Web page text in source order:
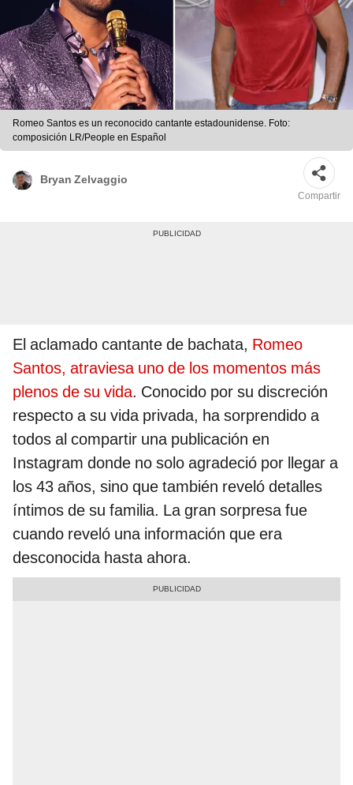
Romeo Santos es un reconocido cantante estadounidense. Foto:
composición LR/People en Español
Bryan Zelvaggio
Compartir
El aclamado cantante de bachata, Romeo
Santos, atraviesa uno de los momentos más
plenos de su vida. Conocido por su discreción
respecto a su vida privada, ha sorprendido a
todos al compartir una publicación en
Instagram donde no solo agradeció por llegar a
los 43 años, sino que también reveló detalles
íntimos de su familia. La gran sorpresa fue
cuando reveló una información que era
desconocida hasta ahora.